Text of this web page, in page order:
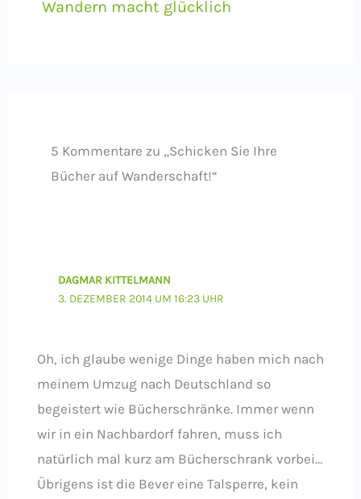
Wandern macht glücklich
5 Kommentare zu „Schicken Sie Ihre
Bücher auf Wanderschaft!“
DAGMAR KITTELMANN
3. DEZEMBER 2014 UM 16:23 UHR
Oh, ich glaube wenige Dinge haben mich nach
meinem Umzug nach Deutschland so
begeistert wie Bücherschränke. Immer wenn
wir in ein Nachbardorf fahren, muss ich
natürlich mal kurz am Bücherschrank vorbei…
Übrigens ist die Bever eine Talsperre, kein